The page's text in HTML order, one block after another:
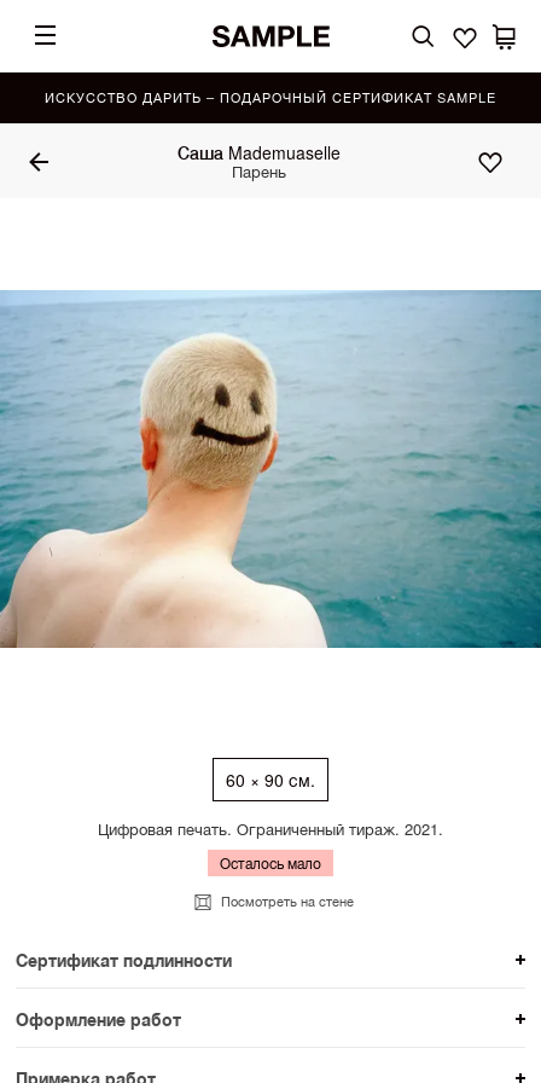
ИСКУССТВО ДАРИТЬ – ПОДАРОЧНЫЙ СЕРТИФИКАТ SAMPLE
Саша Mademuaselle
Парень
60 × 90 см.
Цифровая печать. Ограниченный тираж. 2021.
Осталось мало
Посмотреть на стене
Сертификат подлинности
К каждому авторскому произведению мы
прикладываем сертификат подлинности. Для товаров
раздела SAMPLE СЕРИЯ сертификаты не
Оформление работ
При покупке произведения вы можете выбрать и
Примерка работ